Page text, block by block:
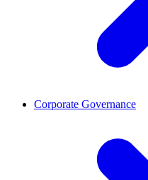
Corporate Governance